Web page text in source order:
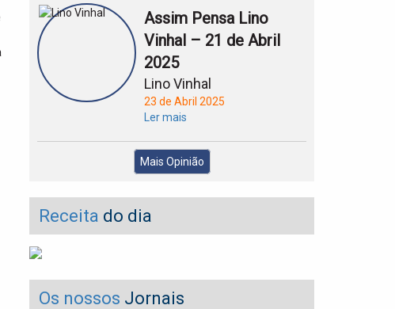
Assim Pensa Lino
Vinhal – 21 de Abril
2025
Lino Vinhal
23 de Abril 2025
Ler mais
Mais Opinião
Receita do dia
Os nossos Jornais